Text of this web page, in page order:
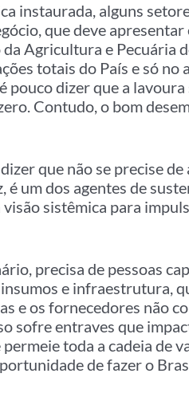
instaurada, alguns
que deve
Agricultura e Pecuária
totais do País e só
pouco dizer que a
Contudo, o bom
que não se precise
é um dos agentes de
sistêmica para
precisa de pessoas
e infraestrutura,
e os fornecedores não
sofre entraves que
toda a cadeia de
de fazer o